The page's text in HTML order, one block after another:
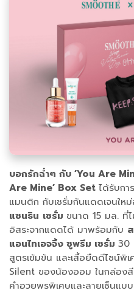
บอกรักฉ่ำๆ กับ ’You Are
Are Mine’ Box Set ได้รับก
แมนติก กับเซรั่มกันแดดเจนให
แซนธิน เซรั่ม ขนาด 15 มล. ที่
อิสระจากแดดได้ มาพร้อมกับ
แอนไทเอจจิ้ง ซูพรีม เซรั่ม 30
สูตรเข้มข้น และเสื้อยืดดีไซน์พิ
Silent ของน้องออม ในกล่อง
คำอวยพรพิเศษและลายเซ็นแ